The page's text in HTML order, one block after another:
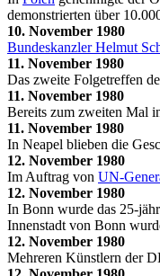
demonstrierten über
10. November 1980
Bundeskanzler Helmut
11. November 1980
Das zweite Folgetreffen
11. November 1980
Bereits zum zweiten Mal
11. November 1980
In Neapel blieben die
12. November 1980
Im Auftrag von UN-
12. November 1980
In Bonn wurde das 25-
Innenstadt von Bonn
12. November 1980
Mehreren Künstlern der